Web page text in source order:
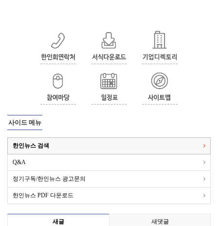
사이드 메뉴
한인뉴스 검색
Q&A
정기구독/한인뉴스 광고문의
한인뉴스 PDF 다운로드
새글 새댓글